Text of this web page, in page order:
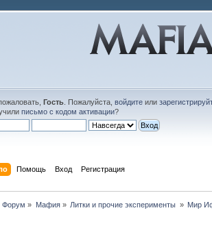
Гость . Пожалуйста,войдите или
письмо с кодом активации?
Помощь Вход Регистрация
» Мафия» Литки и прочие эксперименты » Мир